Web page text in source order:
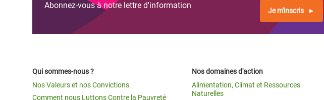
Abonnez-vous à notre lettre d'information
Je m'inscris
Qui sommes-nous ?
Nos Valeurs et nos Convictions
Comment nous Luttons Contre la Pauvreté
Nos domaines d'action
Alimentation, Climat et Ressources
Naturelles